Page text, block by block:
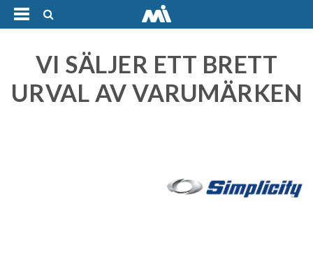
VI SÄLJER ETT BRETT
URVAL AV VARUMÄRKEN